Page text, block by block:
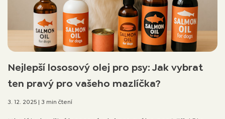
Nejlepší lososový olej pro psy: Jak vybrat
ten pravý pro vašeho mazlíčka?
3. 12. 2025 | 3 min čtení